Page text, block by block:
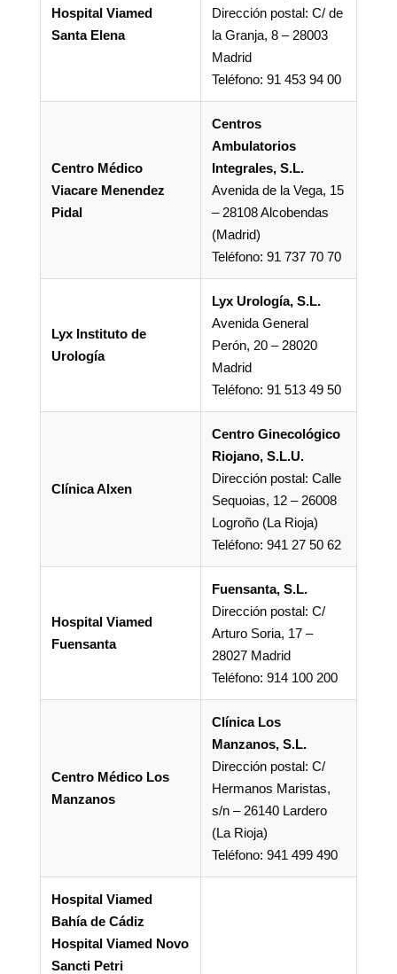
Hospital Viamed
Santa Elena
Dirección postal: C/ de
la Granja, 8 – 28003
Madrid
Teléfono: 91 453 94 00
Centro Médico
Viacare Menendez
Pidal
Centros
Ambulatorios
Integrales, S.L.
Avenida de la Vega, 15
– 28108 Alcobendas
(Madrid)
Teléfono: 91 737 70 70
Lyx Instituto de
Urología
Lyx Urología, S.L.
Avenida General
Perón, 20 – 28020
Madrid
Teléfono: 91 513 49 50
Clínica Alxen
Centro Ginecológico
Riojano, S.L.U.
Dirección postal: Calle
Sequoias, 12 – 26008
Logroño (La Rioja)
Teléfono: 941 27 50 62
Hospital Viamed
Fuensanta
Fuensanta, S.L.
Dirección postal: C/
Arturo Soria, 17 –
28027 Madrid
Teléfono: 914 100 200
Centro Médico Los
Manzanos
Clínica Los
Manzanos, S.L.
Dirección postal: C/
Hermanos Maristas,
s/n – 26140 Lardero
(La Rioja)
Teléfono: 941 499 490
Hospital Viamed
Bahía de Cádiz
Hospital Viamed Novo
Sancti Petri